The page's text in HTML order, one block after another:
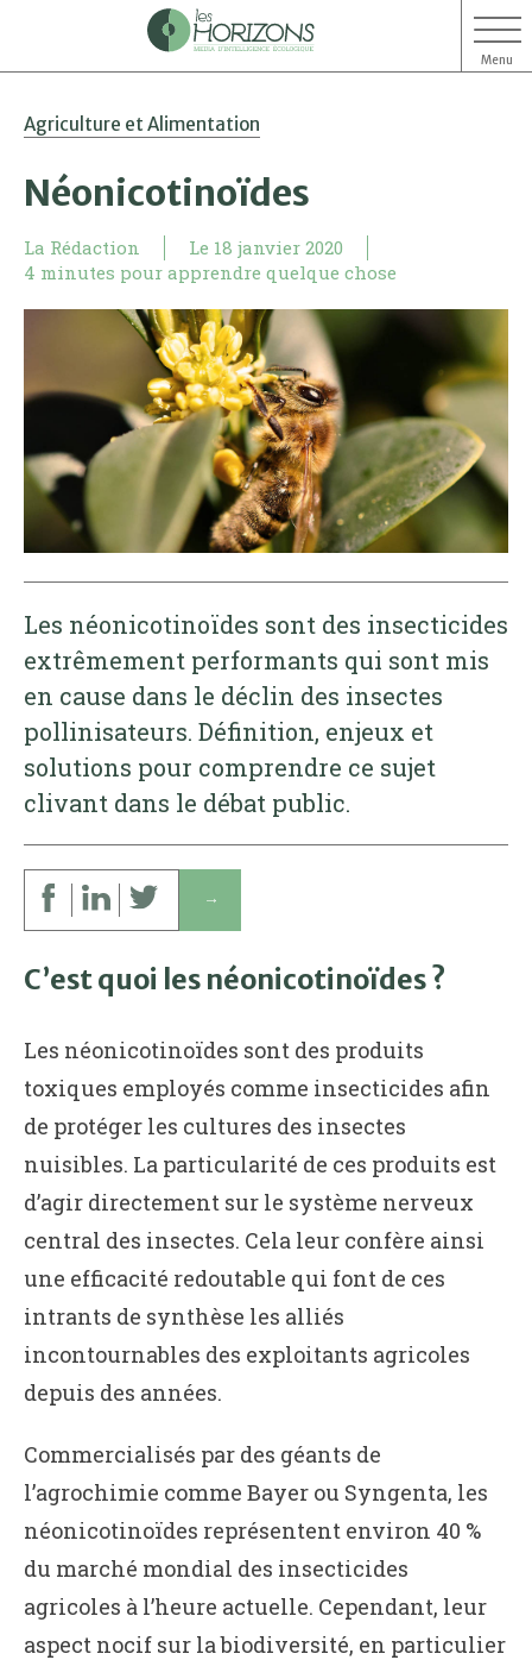
Menu
Agriculture et Alimentation
Néonicotinoïdes
La Rédaction Le 18 janvier 2020
4 minutes pour apprendre quelque chose
Les néonicotinoïdes sont des insecticides
extrêmement performants qui sont mis
en cause dans le déclin des insectes
pollinisateurs. Définition, enjeux et
solutions pour comprendre ce sujet
clivant dans le débat public.
↓
C’est quoi les néonicotinoïdes ?
Les néonicotinoïdes sont des produits
toxiques employés comme insecticides afin
de protéger les cultures des insectes
nuisibles. La particularité de ces produits est
d’agir directement sur le système nerveux
central des insectes. Cela leur confère ainsi
une efficacité redoutable qui font de ces
intrants de synthèse les alliés
incontournables des exploitants agricoles
depuis des années.
Commercialisés par des géants de
l’agrochimie comme Bayer ou Syngenta, les
néonicotinoïdes représentent environ 40 %
du marché mondial des insecticides
agricoles à l’heure actuelle. Cependant, leur
aspect nocif sur la biodiversité, en particulier